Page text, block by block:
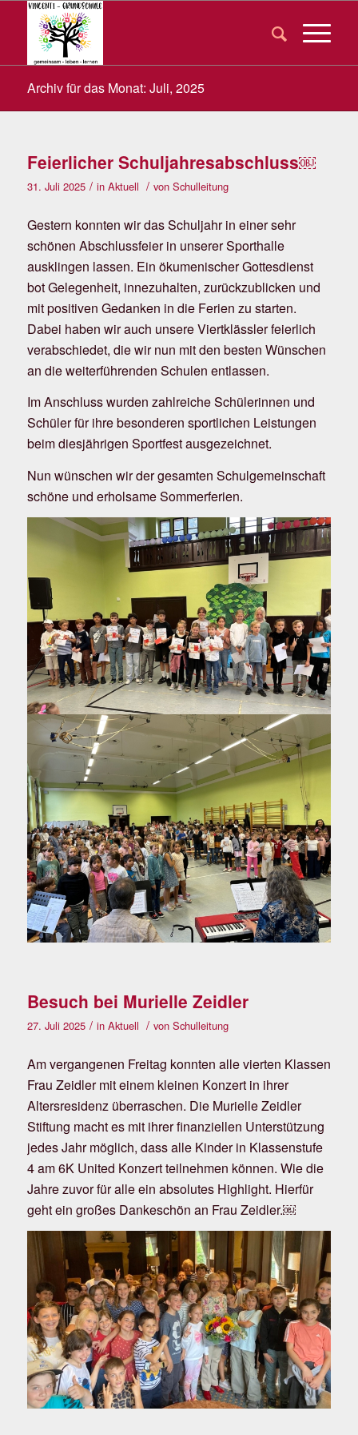
Archiv für das Monat: Juli, 2025
Feierlicher Schuljahresabschluss￼
31. Juli 2025 / in Aktuell / von Schulleitung
Gestern konnten wir das Schuljahr in einer sehr
schönen Abschlussfeier in unserer Sporthalle
ausklingen lassen. Ein ökumenischer Gottesdienst
bot Gelegenheit, innezuhalten, zurückzublicken und
mit positiven Gedanken in die Ferien zu starten.
Dabei haben wir auch unsere Viertklässler feierlich
verabschiedet, die wir nun mit den besten Wünschen
an die weiterführenden Schulen entlassen.
Im Anschluss wurden zahlreiche Schülerinnen und
Schüler für ihre besonderen sportlichen Leistungen
beim diesjährigen Sportfest ausgezeichnet.
Nun wünschen wir der gesamten Schulgemeinschaft
schöne und erholsame Sommerferien.
Besuch bei Murielle Zeidler
27. Juli 2025 / in Aktuell / von Schulleitung
Am vergangenen Freitag konnten alle vierten Klassen
Frau Zeidler mit einem kleinen Konzert in ihrer
Altersresidenz überraschen. Die Murielle Zeidler
Stiftung macht es mit ihrer finanziellen Unterstützung
jedes Jahr möglich, dass alle Kinder in Klassenstufe
4 am 6K United Konzert teilnehmen können. Wie die
Jahre zuvor für alle ein absolutes Highlight. Hierfür
geht ein großes Dankeschön an Frau Zeidler.￼